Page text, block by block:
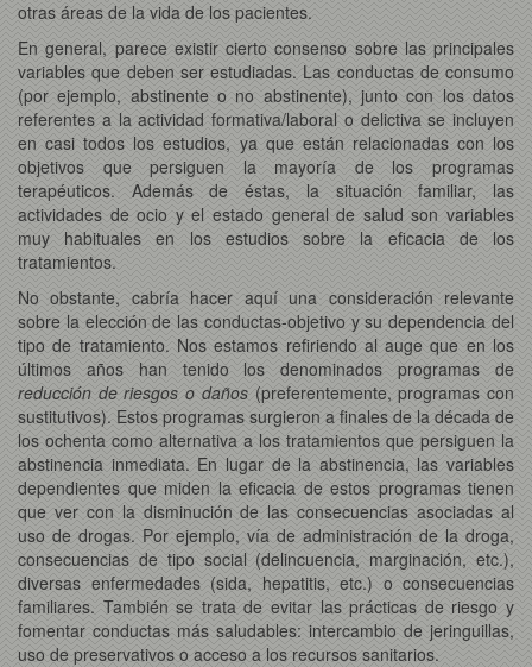
otras áreas de la vida de los pacientes.
En general, parece existir cierto consenso sobre las principales
variables que deben ser estudiadas. Las conductas de consumo
(por ejemplo, abstinente o no abstinente), junto con los datos
referentes a la actividad formativa/laboral o delictiva se incluyen
en casi todos los estudios, ya que están relacionadas con los
objetivos que persiguen la mayoría de los programas
terapéuticos. Además de éstas, la situación familiar, las
actividades de ocio y el estado general de salud son variables
muy habituales en los estudios sobre la eficacia de los
tratamientos.
No obstante, cabría hacer aquí una consideración relevante
sobre la elección de las conductas-objetivo y su dependencia del
tipo de tratamiento. Nos estamos refiriendo al auge que en los
últimos años han tenido los denominados programas de
reducción de riesgos o daños (preferentemente, programas con
sustitutivos). Estos programas surgieron a finales de la década de
los ochenta como alternativa a los tratamientos que persiguen la
abstinencia inmediata. En lugar de la abstinencia, las variables
dependientes que miden la eficacia de estos programas tienen
que ver con la disminución de las consecuencias asociadas al
uso de drogas. Por ejemplo, vía de administración de la droga,
consecuencias de tipo social (delincuencia, marginación, etc.),
diversas enfermedades (sida, hepatitis, etc.) o consecuencias
familiares. También se trata de evitar las prácticas de riesgo y
fomentar conductas más saludables: intercambio de jeringuillas,
uso de preservativos o acceso a los recursos sanitarios.